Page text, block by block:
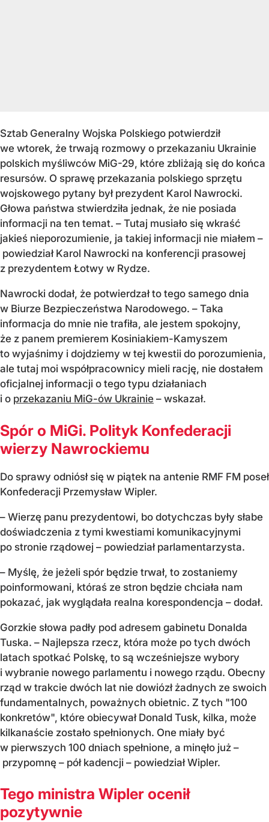
Sztab Generalny Wojska Polskiego potwierdził
we wtorek, że trwają rozmowy o przekazaniu Ukrainie
polskich myśliwców MiG-29, które zbliżają się do końca
resursów. O sprawę przekazania polskiego sprzętu
wojskowego pytany był prezydent Karol Nawrocki.
Głowa państwa stwierdziła jednak, że nie posiada
informacji na ten temat. – Tutaj musiało się wkraść
jakieś nieporozumienie, ja takiej informacji nie miałem –
powiedział Karol Nawrocki na konferencji prasowej
z prezydentem Łotwy w Rydze.
Nawrocki dodał, że potwierdzał to tego samego dnia
w Biurze Bezpieczeństwa Narodowego. – Taka
informacja do mnie nie trafiła, ale jestem spokojny,
że z panem premierem Kosiniakiem-Kamyszem
to wyjaśnimy i dojdziemy w tej kwestii do porozumienia,
ale tutaj moi współpracownicy mieli rację, nie dostałem
oficjalnej informacji o tego typu działaniach
i o przekazaniu MiG-ów Ukrainie – wskazał.
Spór o MiGi. Polityk Konfederacji
wierzy Nawrockiemu
Do sprawy odniósł się w piątek na antenie RMF FM poseł
Konfederacji Przemysław Wipler.
– Wierzę panu prezydentowi, bo dotychczas były słabe
doświadczenia z tymi kwestiami komunikacyjnymi
po stronie rządowej – powiedział parlamentarzysta.
– Myślę, że jeżeli spór będzie trwał, to zostaniemy
poinformowani, któraś ze stron będzie chciała nam
pokazać, jak wyglądała realna korespondencja – dodał.
Gorzkie słowa padły pod adresem gabinetu Donalda
Tuska. – Najlepsza rzecz, która może po tych dwóch
latach spotkać Polskę, to są wcześniejsze wybory
i wybranie nowego parlamentu i nowego rządu. Obecny
rząd w trakcie dwóch lat nie dowiózł żadnych ze swoich
fundamentalnych, poważnych obietnic. Z tych "100
konkretów", które obiecywał Donald Tusk, kilka, może
kilkanaście zostało spełnionych. One miały być
w pierwszych 100 dniach spełnione, a minęło już –
przypomnę – pół kadencji – powiedział Wipler.
Tego ministra Wipler ocenił
pozytywnie